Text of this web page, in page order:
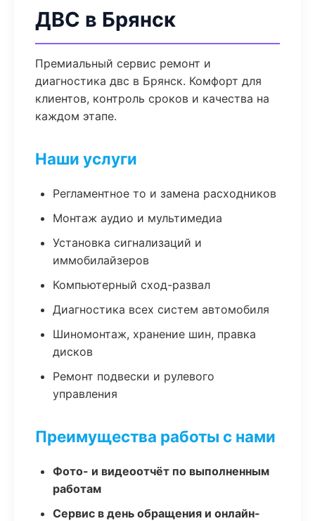
ДВС в Брянск
Премиальный сервис ремонт и
диагностика двс в Брянск. Комфорт для
клиентов, контроль сроков и качества на
каждом этапе.
Наши услуги
Регламентное то и замена расходников
Монтаж аудио и мультимедиа
Установка сигнализаций и
иммобилайзеров
Компьютерный сход-развал
Диагностика всех систем автомобиля
Шиномонтаж, хранение шин, правка
дисков
Ремонт подвески и рулевого
управления
Преимущества работы с нами
Фото- и видеоотчёт по выполненным
работам
Сервис в день обращения и онлайн-